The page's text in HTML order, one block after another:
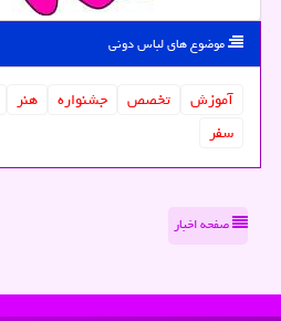
موضوع های لباس دونی
آموزش تخصص جشنواره هنر
سفر
صفحه اخبار